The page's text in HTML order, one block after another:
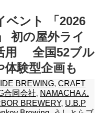
ベント 「2026
初の屋外ライ
用 全国52ブル
体験型企画も
BREWING,CRAFT
合同会社, NAMACHAん
BREWERY, U.B.P